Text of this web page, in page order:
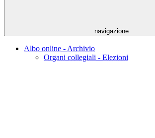
navigazione
Albo online - Archivio
Organi collegiali - Elezioni